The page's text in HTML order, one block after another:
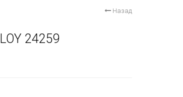
Назад
24259